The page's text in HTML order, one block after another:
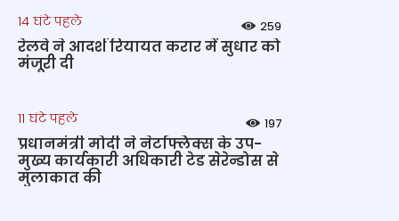
14 घंटे पहले 259
रेलवे ने आदर्श रियायत करार में सुधार को
मंजूरी दी
11 घंटे पहले 197
प्रधानमंत्री मोदी ने नेटफ्लिक्स के उप-
मुख्य कार्यकारी अधिकारी टेड सेरेन्डोस से
मुलाकात की